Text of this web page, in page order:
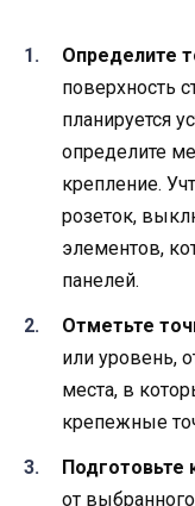
Определите
поверхность
планируется
определите
крепление.
розеток,
элементов,
панелей.
Отметьте
или уровень,
места, в
крепежные
от